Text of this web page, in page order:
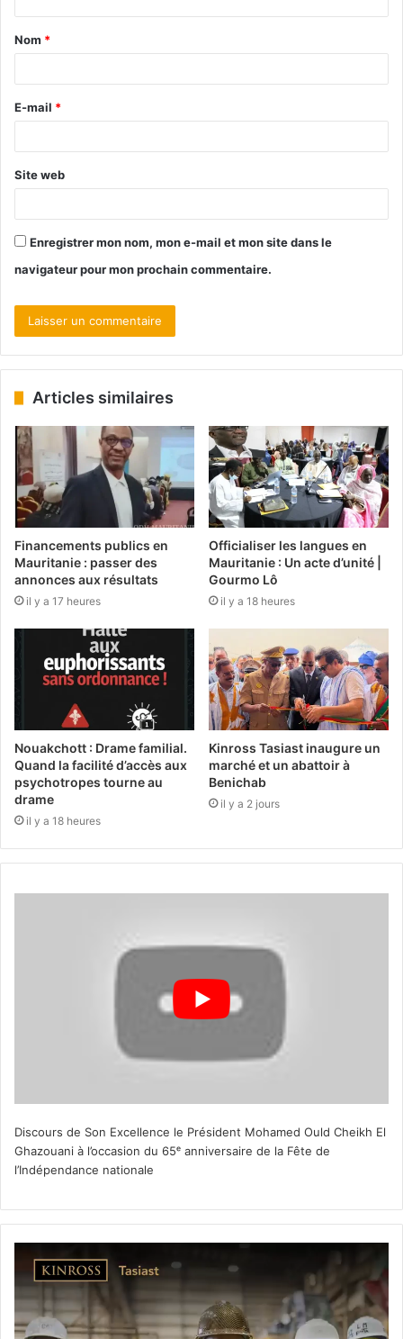
Nom *
E-mail *
Site web
Enregistrer mon nom, mon e-mail et mon site dans le
navigateur pour mon prochain commentaire.
Articles similaires
Financements publics en
Mauritanie : passer des
annonces aux résultats
il y a 17 heures
Officialiser les langues en
Mauritanie : Un acte d’unité |
Gourmo Lô
il y a 18 heures
Nouakchott : Drame familial.
Quand la facilité d’accès aux
psychotropes tourne au
drame
il y a 18 heures
Kinross Tasiast inaugure un
marché et un abattoir à
Benichab
il y a 2 jours
Discours de Son Excellence le Président Mohamed Ould Cheikh El
Ghazouani à l’occasion du 65ᵉ anniversaire de la Fête de
l’Indépendance nationale